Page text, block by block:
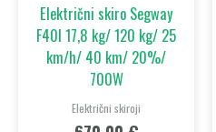
Električni skiro Segway
F40I 17,8 kg/ 120 kg/ 25
km/h/ 40 km/ 20%/
700W
Električni skiroji